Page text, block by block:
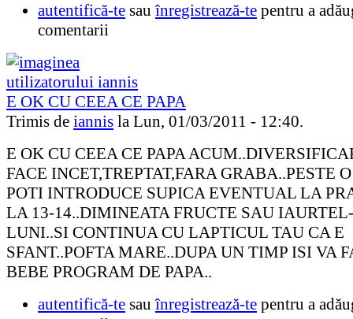
autentifică-te sauînregistrează-te pentru a
comentarii
E OK CU CEEA CE PAPA
Trimis de iannis la Lun, 01/03/2011 - 12:40.
E OK CU CEEA CE PAPA
FACE INCET,TREPTAT,FARA GRABA..PESTE
POTI INTRODUCE SUPICA EVENTUAL LA
LA 13-14..DIMINEATA FRUCTE SAU
LUNI..SI CONTINUA CU LAPTICUL TAU CA E
SFANT..POFTA MARE..DUPA UN TIMP ISI VA
BEBE PROGRAM DE PAPA..
autentifică-te sauînregistrează-te pentru a